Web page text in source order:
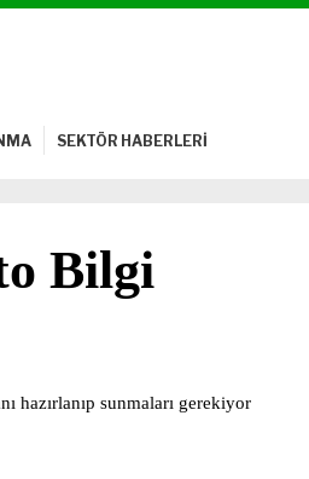
SEKTÖR HABERLERİ
Bilgi
hazırlanıp sunmaları gerekiyor